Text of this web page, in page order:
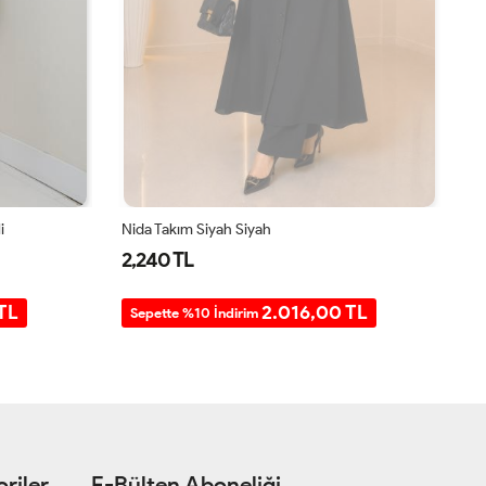
Nida Takım Siyah Siyah
2,240 TL
Sepette %10 İndirim 2.016,00 TL